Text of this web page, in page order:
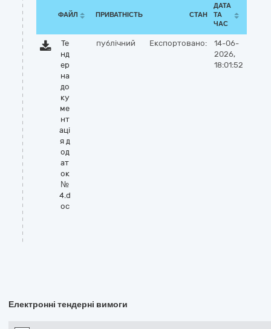
ФАЙЛ ПРИВАТНІСТЬ СТАН
ДАТА
ТА
ЧАС
Те
нд
ер
на
до
ку
ме
нт
аці
я д
од
ат
ок
№
4.d
oc
публічний Експортовано:
14-06-
2026,
18:01:52
Електронні тендерні вимоги